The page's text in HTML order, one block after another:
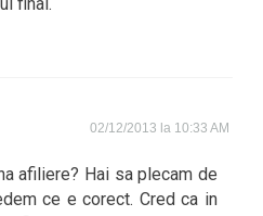
02/12/2013 la 10:33 AM
afiliere? Hai sa plecam de
ce e corect. Cred ca in